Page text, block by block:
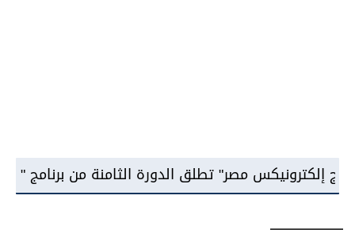
مصر" تطلق الدورة الثامنة من برنامج "سامسونج